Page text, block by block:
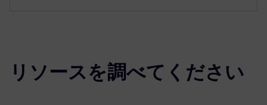
リソースを調べてください